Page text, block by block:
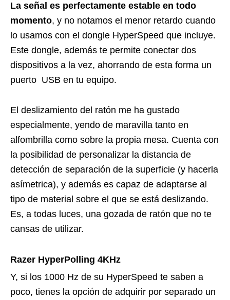
La señal es perfectamente estable en todo
momento, y no notamos el menor retardo cuando
lo usamos con el dongle HyperSpeed que incluye.
Este dongle, además te permite conectar dos
dispositivos a la vez, ahorrando de esta forma un
puerto USB en tu equipo.
El deslizamiento del ratón me ha gustado
especialmente, yendo de maravilla tanto en
alfombrilla como sobre la propia mesa. Cuenta con
la posibilidad de personalizar la distancia de
detección de separación de la superficie (y hacerla
asímetrica), y además es capaz de adaptarse al
tipo de material sobre el que se está deslizando.
Es, a todas luces, una gozada de ratón que no te
cansas de utilizar.
Razer HyperPolling 4KHz
Y, si los 1000 Hz de su HyperSpeed te saben a
poco, tienes la opción de adquirir por separado un